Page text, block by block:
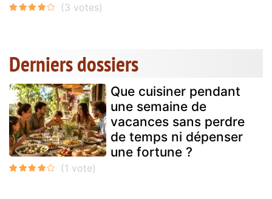
Derniers dossiers
Que cuisiner pendant
une semaine de
vacances sans perdre
de temps ni dépenser
une fortune ?